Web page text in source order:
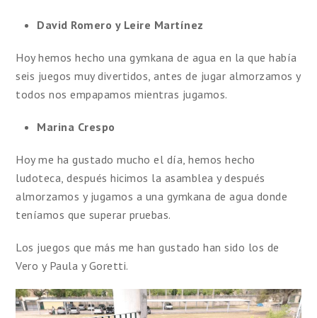
David Romero y Leire Martínez
Hoy hemos hecho una gymkana de agua en la que había
seis juegos muy divertidos, antes de jugar almorzamos y
todos nos empapamos mientras jugamos.
Marina Crespo
Hoy me ha gustado mucho el día, hemos hecho
ludoteca, después hicimos la asamblea y después
almorzamos y jugamos a una gymkana de agua donde
teníamos que superar pruebas.
Los juegos que más me han gustado han sido los de
Vero y Paula y Goretti.